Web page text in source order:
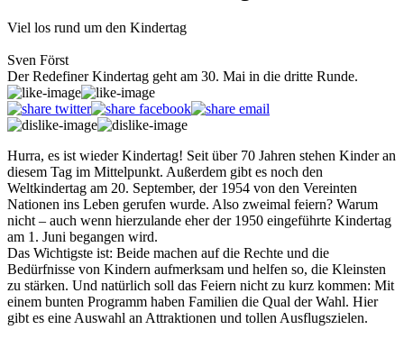
Viel los rund um den Kindertag
Sven Först
Der Redefiner Kindertag geht am 30. Mai in die dritte Runde.
Hurra, es ist wieder Kindertag! Seit über 70 Jahren stehen Kinder an
diesem Tag im Mittelpunkt. Außerdem gibt es noch den
Weltkindertag am 20. September, der 1954 von den Vereinten
Nationen ins Leben gerufen wurde. Also zweimal feiern? Warum
nicht – auch wenn hierzulande eher der 1950 eingeführte Kindertag
am 1. Juni begangen wird.
Das Wichtigste ist: Beide machen auf die Rechte und die
Bedürfnisse von Kindern aufmerksam und helfen so, die Kleinsten
zu stärken. Und natürlich soll das Feiern nicht zu kurz kommen: Mit
einem bunten Programm haben Familien die Qual der Wahl. Hier
gibt es eine Auswahl an Attraktionen und tollen Ausflugszielen.